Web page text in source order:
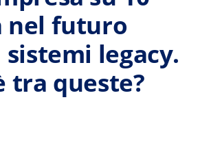
nel futuro
legacy.
tra queste?